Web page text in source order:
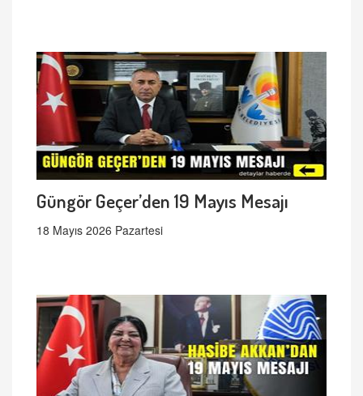
Güngör Geçer’den 19 Mayıs Mesajı
18 Mayıs 2026 Pazartesi